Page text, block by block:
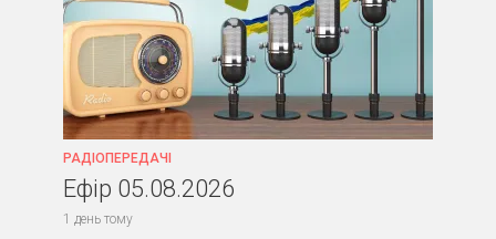
РАДІОПЕРЕДАЧІ
Ефір 05.08.2026
1 день тому